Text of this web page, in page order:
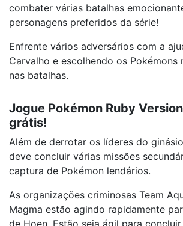
combater várias batalhas
personagens preferidos da série!
Enfrente vários adversários com a
Carvalho e escolhendo os Pokémons
nas batalhas.
Jogue Pokémon Ruby
grátis!
Além de derrotar os líderes do
deve concluir várias missões
captura de Pokémon lendários.
As organizações criminosas Team
Magma estão agindo rapidamente
de Hoen. Estão seja ágil para